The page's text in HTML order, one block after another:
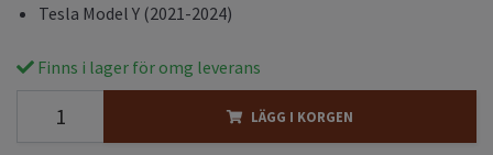
Tesla Model Y (2021-2024)
Finns i lager för omg leverans
LÄGG I KORGEN